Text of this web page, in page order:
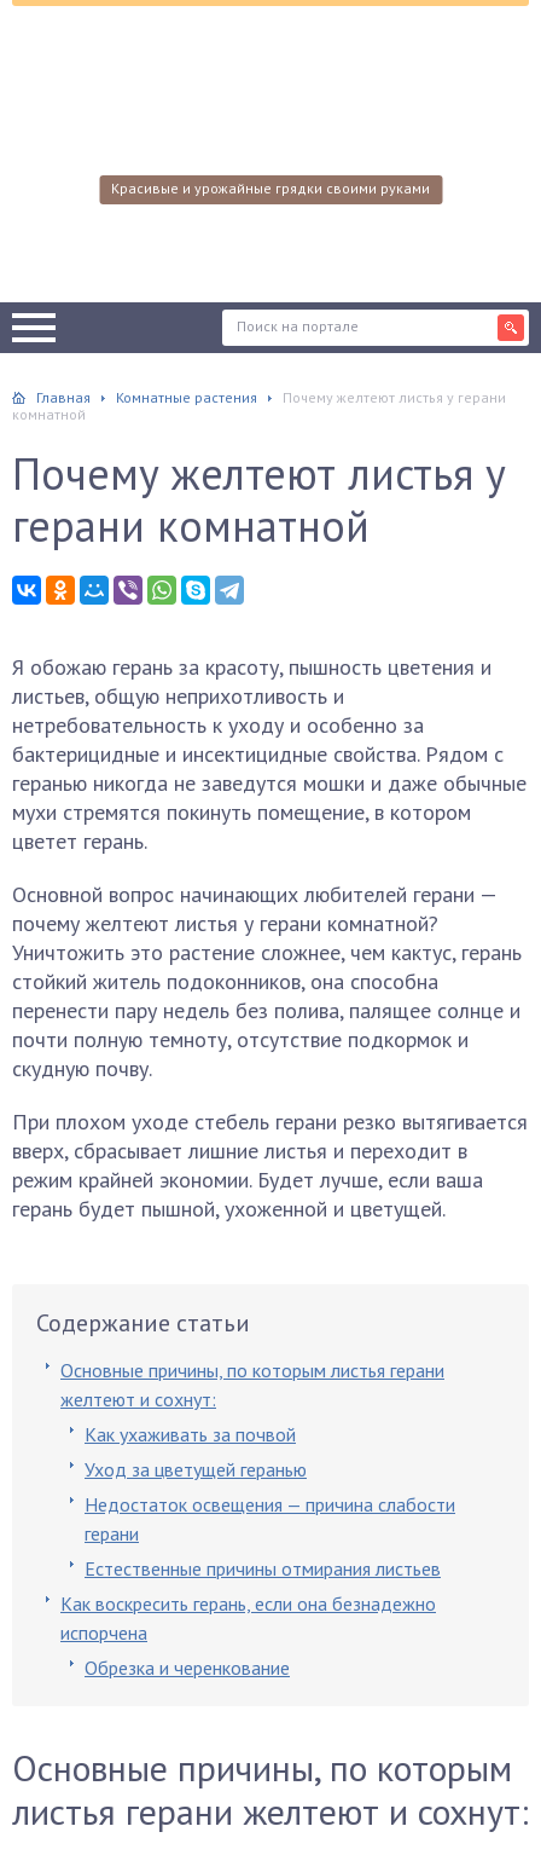
Красивые и урожайные грядки своими руками
Главная Комнатные растения
Почему желтеют листья у герани
комнатной
Почему желтеют листья у
герани комнатной
Я обожаю герань за красоту, пышность цветения и
листьев, общую неприхотливость и
нетребовательность к уходу и особенно за
бактерицидные и инсектицидные свойства. Рядом с
геранью никогда не заведутся мошки и даже обычные
мухи стремятся покинуть помещение, в котором
цветет герань.
Основной вопрос начинающих любителей герани —
почему желтеют листья у герани комнатной?
Уничтожить это растение сложнее, чем кактус, герань
стойкий житель подоконников, она способна
перенести пару недель без полива, палящее солнце и
почти полную темноту, отсутствие подкормок и
скудную почву.
При плохом уходе стебель герани резко вытягивается
вверх, сбрасывает лишние листья и переходит в
режим крайней экономии. Будет лучше, если ваша
герань будет пышной, ухоженной и цветущей.
Содержание статьи
Основные причины, по которым листья герани
желтеют и сохнут:
Как ухаживать за почвой
Уход за цветущей геранью
Недостаток освещения — причина слабости
герани
Естественные причины отмирания листьев
Как воскресить герань, если она безнадежно
испорчена
Обрезка и черенкование
Основные причины, по которым
листья герани желтеют и сохнут: